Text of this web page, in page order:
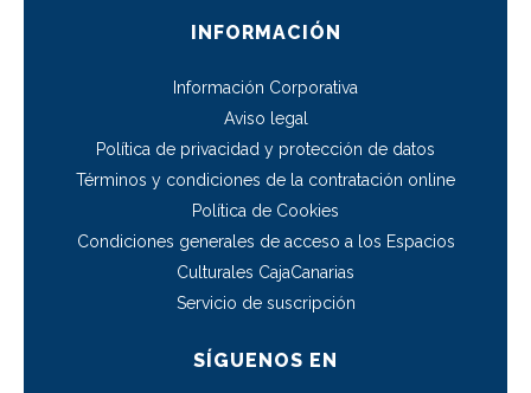
INFORMACIÓN
Información Corporativa
Aviso legal
Política de privacidad y protección de datos
Términos y condiciones de la contratación online
Política de Cookies
Condiciones generales de acceso a los Espacios
Culturales CajaCanarias
Servicio de suscripción
SÍGUENOS EN